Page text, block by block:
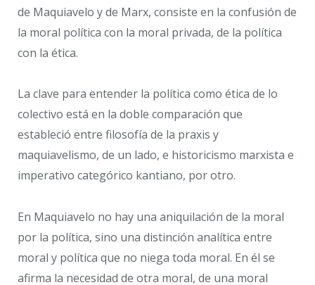
de Maquiavelo y de Marx, consiste en la confusión de
la moral política con la moral privada, de la política
con la ética.
La clave para entender la política como ética de lo
colectivo está en la doble comparación que
estableció entre filosofía de la praxis y
maquiavelismo, de un lado, e historicismo marxista e
imperativo categórico kantiano, por otro.
En Maquiavelo no hay una aniquilación de la moral
por la política, sino una distinción analítica entre
moral y política que no niega toda moral. En él se
afirma la necesidad de otra moral, de una moral